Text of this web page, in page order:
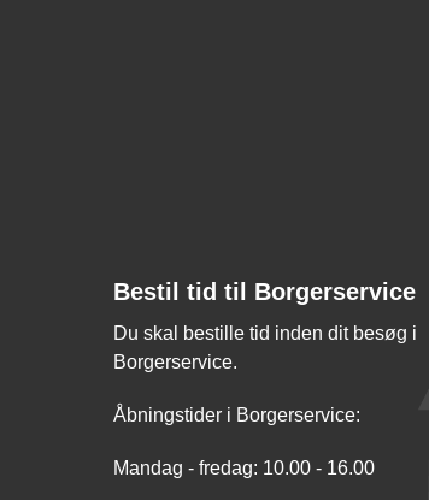
Bestil tid til Borgerservice
Du skal bestille tid inden dit besøg i
Borgerservice.
Åbningstider i Borgerservice:
Mandag - fredag: 10.00 - 16.00